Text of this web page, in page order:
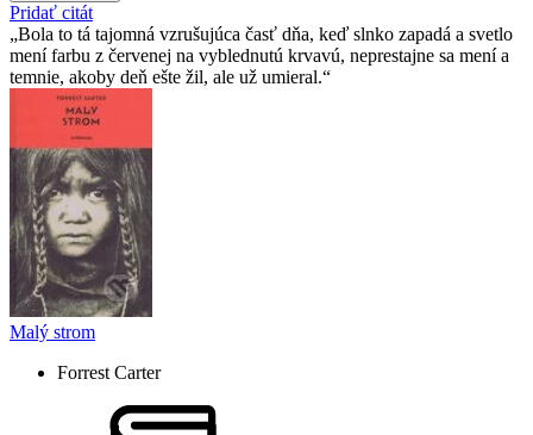
Pridať citát
Bola to tá tajomná vzrušujúca časť dňa, keď slnko zapadá a svetlo
mení farbu z červenej na vyblednutú krvavú, neprestajne sa mení a
temnie, akoby deň ešte žil, ale už umieral.
Malý strom
Forrest Carter